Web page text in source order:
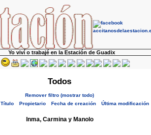
Yo viví o trabajé en la Estación de Guadix
Todos
Remover filtro (mostrar todo)
Título Propietario Fecha de creación Última modificación
Inma, Carmina y Manolo